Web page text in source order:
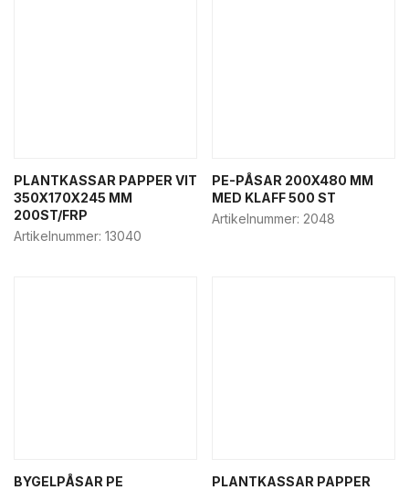
PLANTKASSAR PAPPER VIT
350X170X245 MM
200ST/FRP
Artikelnummer: 13040
PE-PÅSAR 200X480 MM
MED KLAFF 500 ST
Artikelnummer: 2048
BYGELPÅSAR PE
PLANTKASSAR PAPPER